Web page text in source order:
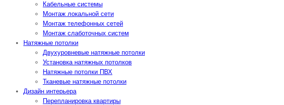
Кабельные системы
Монтаж локальной сети
Монтаж телефонных сетей
Монтаж слаботочных систем
Натяжные потолки
Двухуровневые натяжные потолки
Установка натяжных потолков
Натяжные потолки ПВХ
Тканевые натяжные потолки
Дизайн интерьера
Перепланировка квартиры